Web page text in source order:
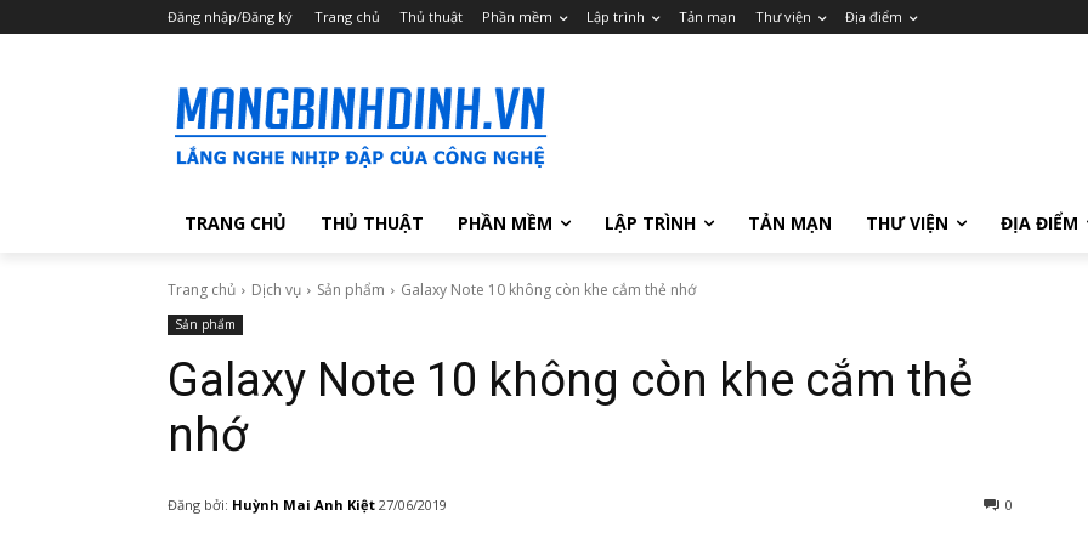
Đăng nhập/Đăng ký Trang chủ Thủ thuật Phần mềm Lập trình Tản mạn Thư viện Địa điểm
TRANG CHỦ THỦ THUẬT PHẦN MỀM LẬP TRÌNH TẢN MẠN THƯ VIỆN ĐỊA ĐIỂM
Trang chủ Dịch vụ Sản phẩm Galaxy Note 10 không còn khe cắm thẻ nhớ
Sản phẩm
Galaxy Note 10 không còn khe cắm thẻ
nhớ
Đăng bởi: Huỳnh Mai Anh Kiệt 27/06/2019 0